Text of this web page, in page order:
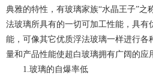
典雅的特性，有玻璃家族“水晶王子”之
法玻璃所具有的一切可加工性能，具有
能，可像其它优质浮法玻璃一样进行各
量和产品性能使超白玻璃拥有广阔的应
1.玻璃的自爆率低